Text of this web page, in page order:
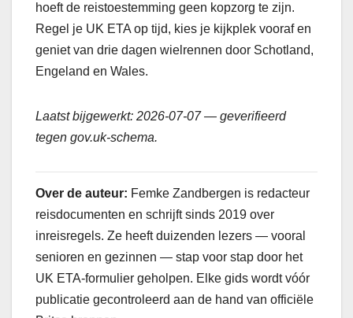
hoeft de reistoestemming geen kopzorg te zijn.
Regel je UK ETA op tijd, kies je kijkplek vooraf en
geniet van drie dagen wielrennen door Schotland,
Engeland en Wales.
Laatst bijgewerkt: 2026-07-07 — geverifieerd
tegen gov.uk-schema.
Over de auteur: Femke Zandbergen is redacteur
reisdocumenten en schrijft sinds 2019 over
inreisregels. Ze heeft duizenden lezers — vooral
senioren en gezinnen — stap voor stap door het
UK ETA-formulier geholpen. Elke gids wordt vóór
publicatie gecontroleerd aan de hand van officiële